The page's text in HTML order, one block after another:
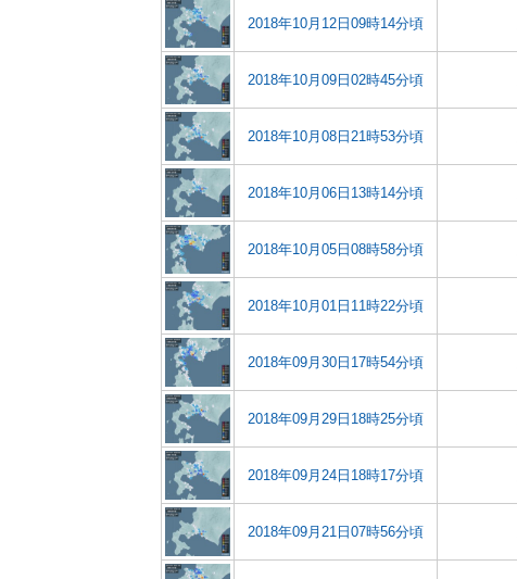
2018年10月12日09時14分頃
2018年10月09日02時45分頃
2018年10月08日21時53分頃
2018年10月06日13時14分頃
2018年10月05日08時58分頃
2018年10月01日11時22分頃
2018年09月30日17時54分頃
2018年09月29日18時25分頃
2018年09月24日18時17分頃
2018年09月21日07時56分頃